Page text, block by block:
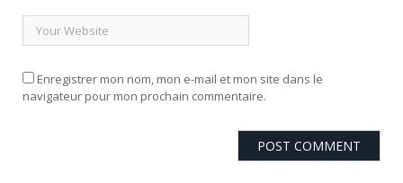
Enregistrer mon nom, mon e-mail et mon site dans le
navigateur pour mon prochain commentaire.